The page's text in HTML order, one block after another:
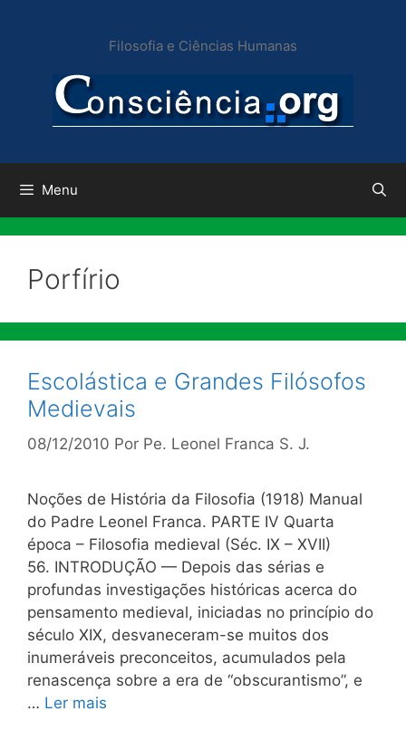
conteúdo
Filosofia e Ciências Humanas
Menu
Porfírio
Escolástica e Grandes Filósofos
Medievais
08/12/2010 Por Pe. Leonel Franca S. J.
Noções de História da Filosofia (1918) Manual
do Padre Leonel Franca. PARTE IV Quarta
época – Filosofia medieval (Séc. IX – XVII)
56. INTRODUÇÃO — Depois das sérias e
profundas investigações históricas acerca do
pensamento medieval, iniciadas no princípio do
século XIX, desvaneceram-se muitos dos
inumeráveis preconceitos, acumulados pela
renascença sobre a era de “obscurantismo”, e
… Ler mais